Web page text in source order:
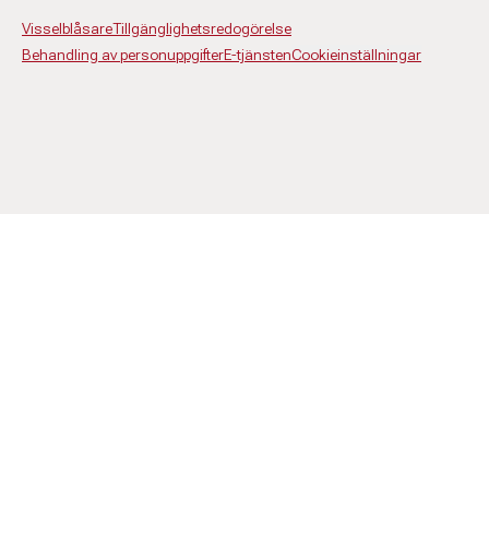
VisselblåsareTillgänglighetsredogörelse
Behandling av personuppgifterE-tjänstenCookieinställningar